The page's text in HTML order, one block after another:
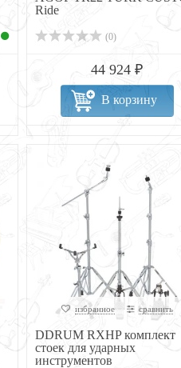
Ride
(0)
44 924 ₽
В корзину
избранное сравнить
DDRUM RXHP комплект
стоек для ударных
инструментов